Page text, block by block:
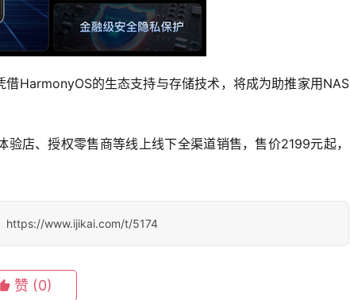
HarmonyOS的生态支持与存储技术，将成为助推家用NAS
店、授权零售商等线上线下全渠道销售，售价2199元起，
https://www.ijikai.com/t/5174
赞 (0)